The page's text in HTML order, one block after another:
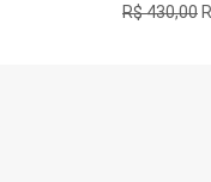
R$430,00O